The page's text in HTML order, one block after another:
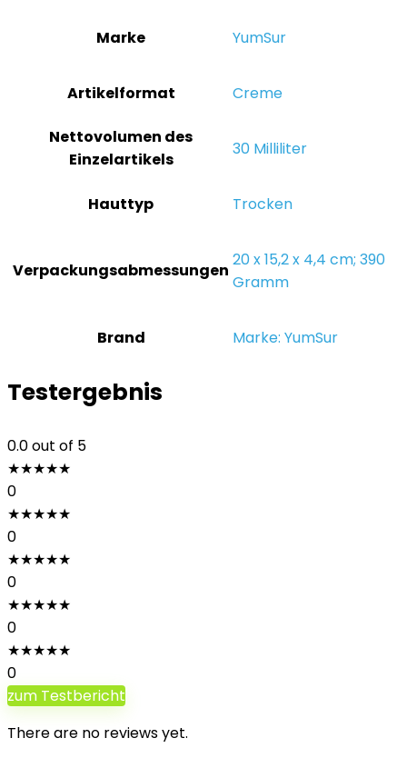
Marke ‎YumSur
Artikelformat ‎Creme
Nettovolumen des
Einzelartikels
‎30 Milliliter
Hauttyp ‎Trocken
Verpackungsabmessungen
‎20 x 15,2 x 4,4 cm; 390
Gramm
Brand Marke: YumSur
Testergebnis
0.0out of 5
★★★★★
0
★★★★★
0
★★★★★
0
★★★★★
0
★★★★★
0
zum Testbericht
There are no reviews yet.